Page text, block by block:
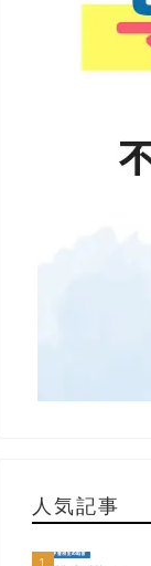
人気記事
1